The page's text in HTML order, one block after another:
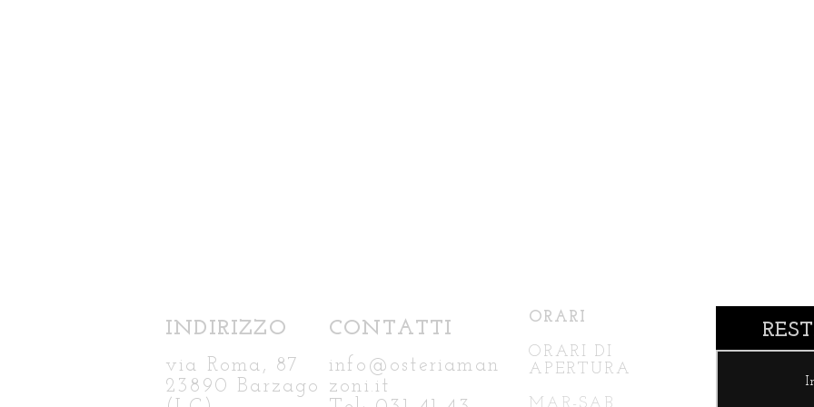
INDIRIZZO
via Roma, 87
23890 Barzago
CONTATTI
info@osteriaman
zoni.it
ORARI
ORARI DI
A PERTURA